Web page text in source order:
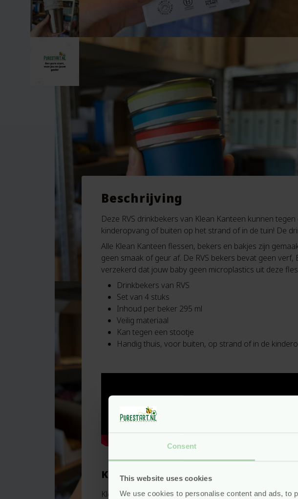
Consent
This website uses cookies
We use cookies to personalise content and ads, to
Beschrijving
Deze RVS drinkbekers van Klean Kanteen kunnen
kinderopvang of buiten op het strand of in de tuin! De
Alle Klean Kanteen flessen, bekers en bakjes zijn
geen smaak of geur af. De RVS bekers bevat geen
verzekerd dat jouw baby geen microplastics uit deze
Drinkbekers van RVS
Set van 4 stuks
Inhoud per beker 295 ml
Veilig materiaal
Kan tegen een stootje
Handig thuis, voor buiten, op strand of in de
Klean Kanteen
Klean Kanteen is een Californisch familiebedrijf die